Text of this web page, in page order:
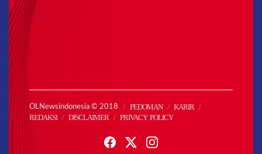
OLNewsindonesia © 2018 PEDOMAN
KARIR
REDAKSI
DISCLAIMER PRIVACY POLICY